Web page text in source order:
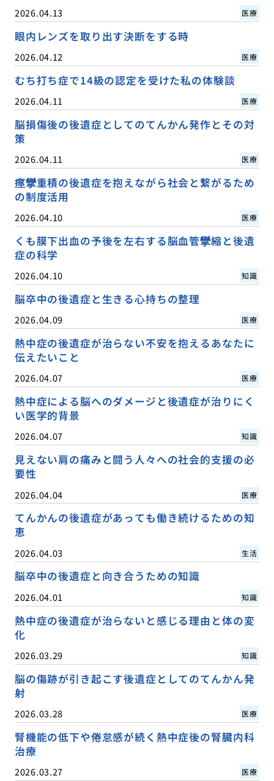
2026.04.13 医療
眼内レンズを取り出す決断をする時
2026.04.12 医療
むち打ち症で14級の認定を受けた私の体験談
2026.04.11 医療
脳損傷後の後遺症としてのてんかん発作とその対
策
2026.04.11 医療
痙攣重積の後遺症を抱えながら社会と繋がるため
の制度活用
2026.04.10 医療
くも膜下出血の予後を左右する脳血管攣縮と後遺
症の科学
2026.04.10 知識
脳卒中の後遺症と生きる心持ちの整理
2026.04.09 医療
熱中症の後遺症が治らない不安を抱えるあなたに
伝えたいこと
2026.04.07 医療
熱中症による脳へのダメージと後遺症が治りにく
い医学的背景
2026.04.07 知識
見えない肩の痛みと闘う人々への社会的支援の必
要性
2026.04.04 医療
てんかんの後遺症があっても働き続けるための知
恵
2026.04.03 生活
脳卒中の後遺症と向き合うための知識
2026.04.01 知識
熱中症の後遺症が治らないと感じる理由と体の変
化
2026.03.29 知識
脳の傷跡が引き起こす後遺症としてのてんかん発
射
2026.03.28 医療
腎機能の低下や倦怠感が続く熱中症後の腎臓内科
治療
2026.03.27 医療